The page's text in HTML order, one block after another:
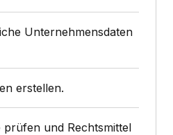
Unternehmensdaten
erstellen.
prüfen und Rechtsmittel